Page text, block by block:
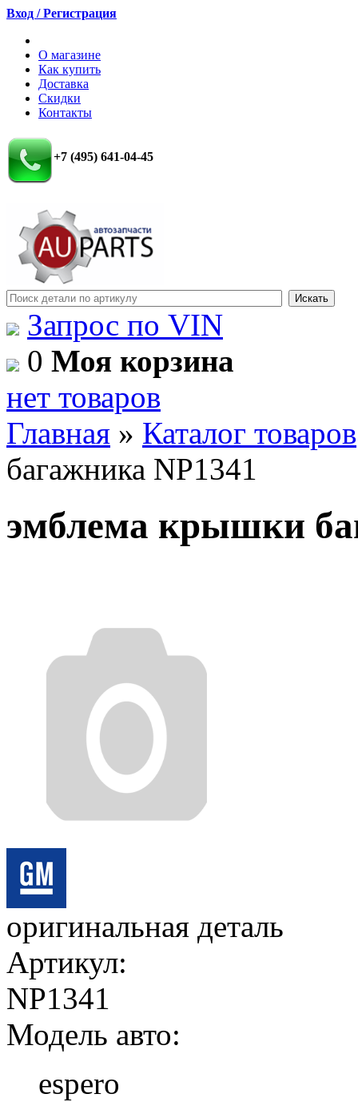
Вход / Регистрация
О магазине
Как купить
Доставка
Скидки
Контакты
+7 (495) 641-04-45
Запрос по VIN
0 Моя корзина
нет товаров
Главная » Каталог товаров
багажника NP1341
эмблема крышки
оригинальная деталь
Артикул:
NP1341
Модель авто:
espero